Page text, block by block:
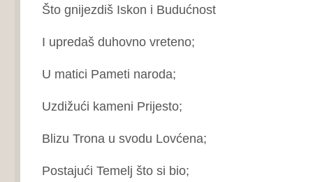
Što gnijezdiš Iskon i Budućnost
I upredaš duhovno vreteno;
U matici Pameti naroda;
Uzdižući kameni Prijesto;
Blizu Trona u svodu Lovćena;
Postajući Temelj što si bio;